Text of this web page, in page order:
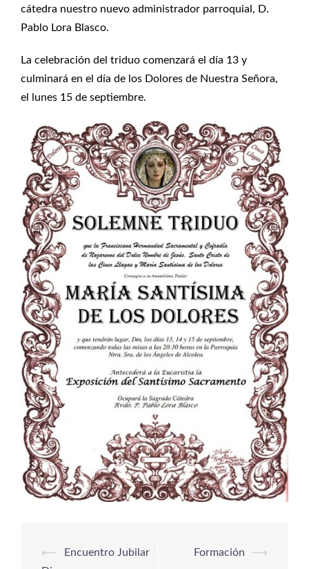
cátedra nuestro nuevo administrador parroquial, D.
Pablo Lora Blasco.
La celebración del triduo comenzará el día 13 y
culminará en el día de los Dolores de Nuestra Señora,
el lunes 15 de septiembre.
⟵
Encuentro Jubilar
Formación ⟶